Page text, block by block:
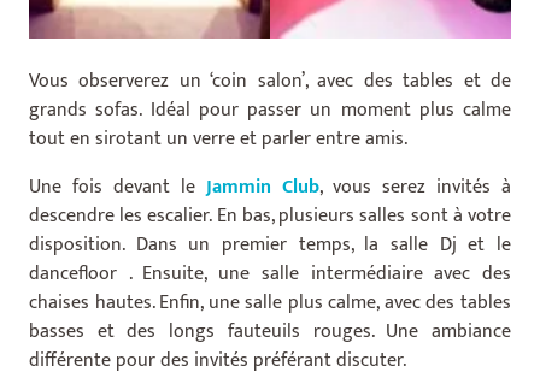
Vous observerez un ‘coin salon’, avec des tables et de
grands sofas. Idéal pour passer un moment plus calme
tout en sirotant un verre et parler entre amis.
Une fois devant leJammin Club, vous serez invités à
descendre les escalier. En bas, plusieurs salles sont à votre
disposition. Dans un premier temps, la salle Dj et le
dancefloor . Ensuite, une salle intermédiaire avec des
chaises hautes. Enfin, une salle plus calme, avec des tables
basses et des longs fauteuils rouges. Une ambiance
différente pour des invités préférant discuter.